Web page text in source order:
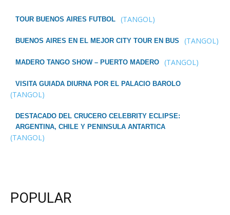
TOUR BUENOS AIRES FUTBOL (TANGOL)
BUENOS AIRES EN EL MEJOR CITY TOUR EN BUS (TANGOL)
MADERO TANGO SHOW – PUERTO MADERO (TANGOL)
VISITA GUIADA DIURNA POR EL PALACIO BAROLO
(TANGOL)
DESTACADO DEL CRUCERO CELEBRITY ECLIPSE:
ARGENTINA, CHILE Y PENINSULA ANTARTICA
(TANGOL)
POPULAR